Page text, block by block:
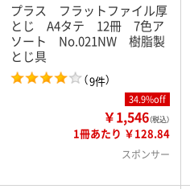
プラス フラットファイル厚
とじ A4タテ 12冊 7色ア
ソート No.021NW 樹脂製
とじ具
（9件）
34.9%off
￥1,546（税込）
1冊あたり ￥128.84
スポンサー